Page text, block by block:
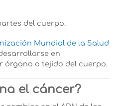
del cuerpo.
Mundial de la Salud
en
órgano o tejido del cuerpo.
el cáncer?